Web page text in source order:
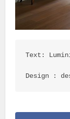
Text:
Design :